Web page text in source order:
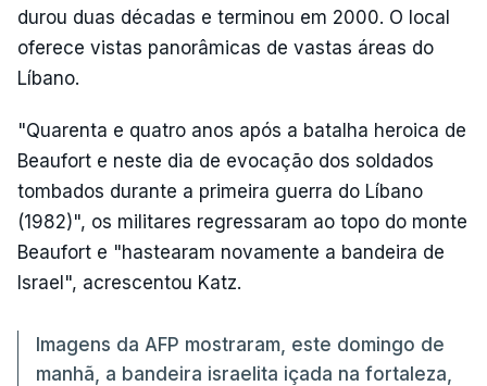
durou duas décadas e terminou em 2000. O local
oferece vistas panorâmicas de vastas áreas do
Líbano.
"Quarenta e quatro anos após a batalha heroica de
Beaufort e neste dia de evocação dos soldados
tombados durante a primeira guerra do Líbano
(1982)", os militares regressaram ao topo do monte
Beaufort e "hastearam novamente a bandeira de
Israel", acrescentou Katz.
Imagens da AFP mostraram, este domingo de
manhã, a bandeira israelita içada na fortaleza,